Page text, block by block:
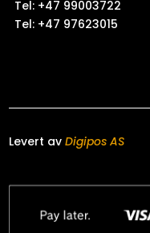
Tel: +47 99003722
Tel: +47 97623015
Levert avDigipos AS